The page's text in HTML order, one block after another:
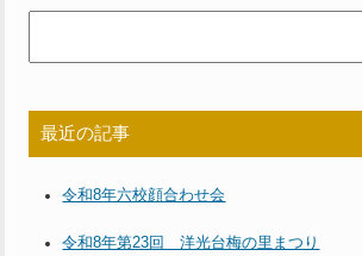
最近の記事
令和8年六校顔合わせ会
令和8年第23回 洋光台梅の里まつり